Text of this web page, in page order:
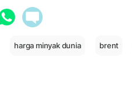
harga minyak dunia brent